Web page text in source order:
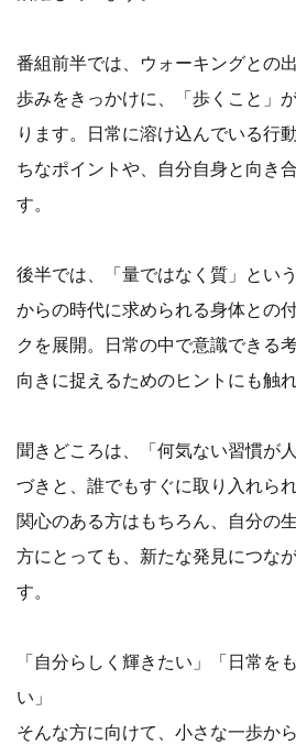
番組前半では、ウォーキングとの
歩みをきっかけに、「歩くこと」
ります。日常に溶け込んでいる行
ちなポイントや、自分自身と向き
す。
後半では、「量ではなく質」とい
からの時代に求められる身体との
クを展開。日常の中で意識できる
向きに捉えるためのヒントにも触
聞きどころは、「何気ない習慣が
づきと、誰でもすぐに取り入れら
関心のある方はもちろん、自分の
方にとっても、新たな発見につな
す。
「自分らしく輝きたい」「日常を
い」
そんな方に向けて、小さな一歩か